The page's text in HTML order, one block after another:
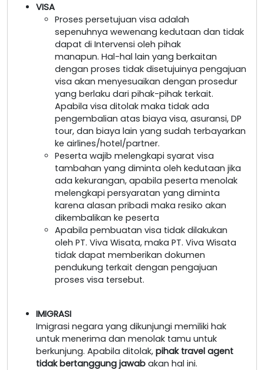
VISA
Proses persetujuan visa adalah
sepenuhnya wewenang kedutaan dan tidak
dapat di Intervensi oleh pihak
manapun. Hal-hal lain yang berkaitan
dengan proses tidak disetujuinya pengajuan
visa akan menyesuaikan dengan prosedur
yang berlaku dari pihak-pihak terkait.
Apabila visa ditolak maka tidak ada
pengembalian atas biaya visa, asuransi, DP
tour, dan biaya lain yang sudah terbayarkan
ke airlines/hotel/partner.
Peserta wajib melengkapi syarat visa
tambahan yang diminta oleh kedutaan jika
ada kekurangan, apabila peserta menolak
melengkapi persyaratan yang diminta
karena alasan pribadi maka resiko akan
dikembalikan ke peserta
Apabila pembuatan visa tidak dilakukan
oleh PT. Viva Wisata, maka PT. Viva Wisata
tidak dapat memberikan dokumen
pendukung terkait dengan pengajuan
proses visa tersebut.
IMIGRASI
Imigrasi negara yang dikunjungi memiliki hak
untuk menerima dan menolak tamu untuk
berkunjung. Apabila ditolak, pihak travel agent
tidak bertanggung jawab akan hal ini.